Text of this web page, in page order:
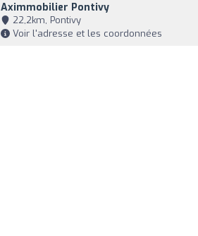
Aximmobilier Pontivy
22,2km, Pontivy
Voir l'adresse et les coordonnées